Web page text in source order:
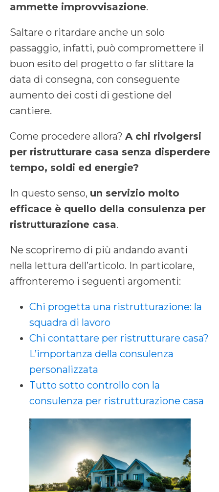
ammette improvvisazione.
Saltare o ritardare anche un solo
passaggio, infatti, può compromettere il
buon esito del progetto o far slittare la
data di consegna, con conseguente
aumento dei costi di gestione del
cantiere.
Come procedere allora? A chi rivolgersi
per ristrutturare casa senza disperdere
tempo, soldi ed energie?
In questo senso, un servizio molto
efficace è quello della consulenza per
ristrutturazione casa.
Ne scopriremo di più andando avanti
nella lettura dell’articolo. In particolare,
affronteremo i seguenti argomenti:
Chi progetta una ristrutturazione: la
squadra di lavoro
Chi contattare per ristrutturare casa?
L’importanza della consulenza
personalizzata
Tutto sotto controllo con la
consulenza per ristrutturazione casa